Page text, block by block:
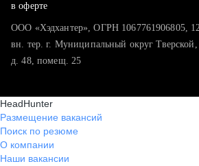
в оферте
ООО «Хэдхантер», ОГРН 1067761906805,
вн. тер. г. Муниципальный округ Тверской,
д. 48, помещ. 25
HeadHunter
Размещение вакансий
Поиск по резюме
О компании
Наши вакансии